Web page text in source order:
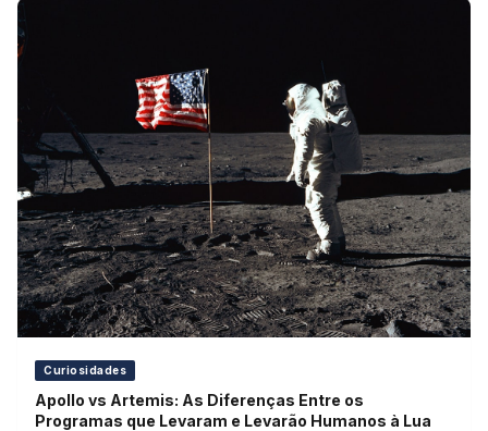
Curiosidades
Apollo vs Artemis: As Diferenças Entre os
Programas que Levaram e Levarão Humanos à Lua